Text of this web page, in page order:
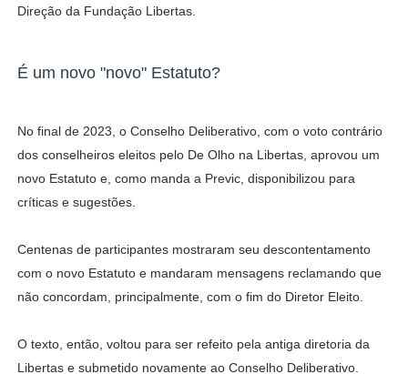
Direção da Fundação Libertas.
É um novo "novo" Estatuto?
No final de 2023, o Conselho Deliberativo, com o voto contrário
dos conselheiros eleitos pelo De Olho na Libertas, aprovou um
novo Estatuto e, como manda a Previc, disponibilizou para
críticas e sugestões.
Centenas de participantes mostraram seu descontentamento
com o novo Estatuto e mandaram mensagens reclamando que
não concordam, principalmente, com o fim do Diretor Eleito.
O texto, então, voltou para ser refeito pela antiga diretoria da
Libertas e submetido novamente ao Conselho Deliberativo.